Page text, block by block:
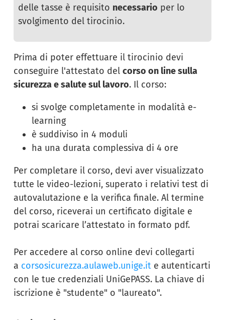
delle tasse è requisito necessario per lo
svolgimento del tirocinio.
Prima di poter effettuare il tirocinio devi
conseguire l'attestato del corso on line sulla
sicurezza e salute sul lavoro. Il corso:
si svolge completamente in modalità e-
learning
è suddiviso in 4 moduli
ha una durata complessiva di 4 ore
Per completare il corso, devi aver visualizzato
tutte le video-lezioni, superato i relativi test di
autovalutazione e la verifica finale. Al termine
del corso, riceverai un certificato digitale e
potrai scaricare l’attestato in formato pdf.
Per accedere al corso online devi collegarti
a corsosicurezza.aulaweb.unige.it e autenticarti
con le tue credenziali UniGePASS. La chiave di
iscrizione è "studente" o "laureato".